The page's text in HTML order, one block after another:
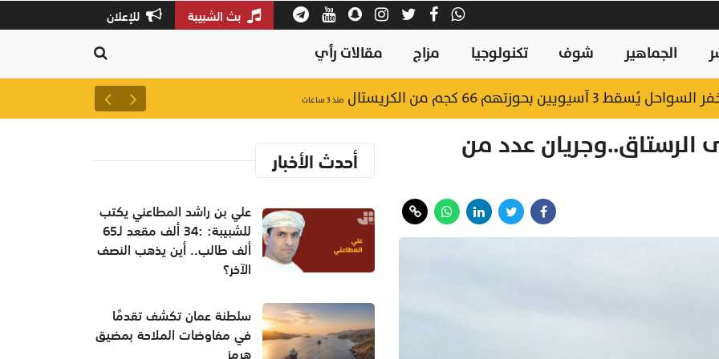
بث الشبيبة للإعلان
الجماهير شوف تكنولوجيا مزاج مقالات رأي
بحوزتهم 66 كجم من الكريستال منذ ٣ ساعات سلطنة عمان تكشف تقدمًا
الرستاق..وجريان عدد من أحدث الأخبار
علي بن راشد المطاعني يكتب
للشبيبة: :34 ألف مقعد لـ65
ألف طالب.. أين يذهب النصف
الآخر؟
سلطنة عمان تكشف تقدمًا
في مفاوضات الملاحة بمضيق